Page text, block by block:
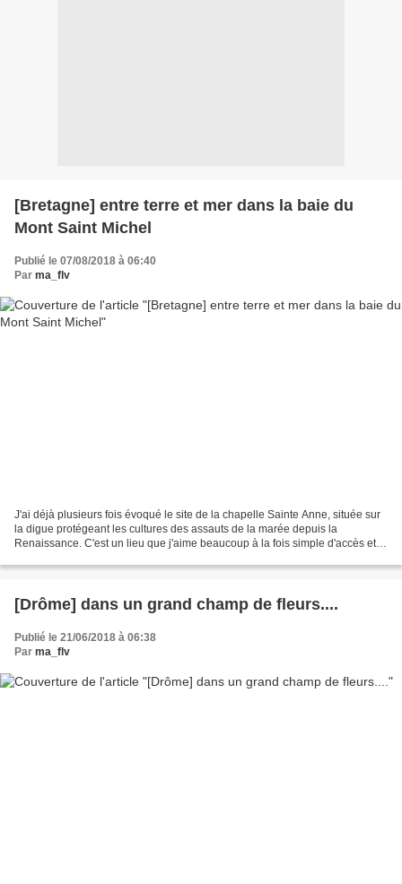
[Bretagne] entre terre et mer dans la baie du
Mont Saint Michel
Publié le 07/08/2018 à 06:40
Par ma_flv
J'ai déjà plusieurs fois évoqué le site de la chapelle Sainte Anne, située sur
la digue protégeant les cultures des assauts de la marée depuis la
Renaissance. C'est un lieu que j'aime beaucoup à la fois simple d'accès et
[Drôme] dans un grand champ de fleurs....
Publié le 21/06/2018 à 06:38
Par ma_flv